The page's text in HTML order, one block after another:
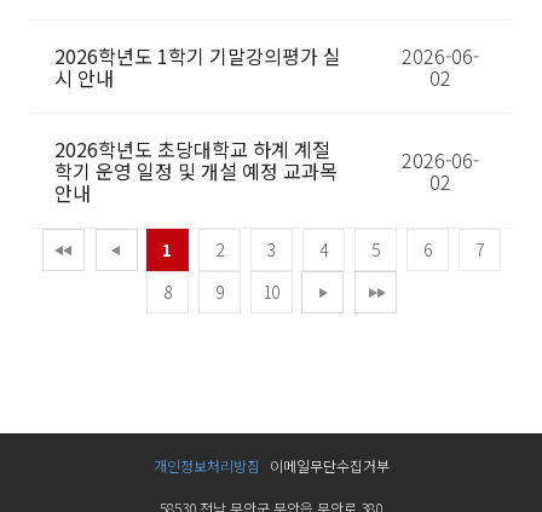
2026학년도 1학기 기말강의평가 실
시 안내
2026-06-
02
2026학년도 초당대학교 하계 계절
학기 운영 일정 및 개설 예정 교과목
안내
2026-06-
02
1 2 3 4 5 6
7
8
9 10
개인정보처리방침 이메일무단수집거부
58530 전남 무안군 무안읍 무안로 380